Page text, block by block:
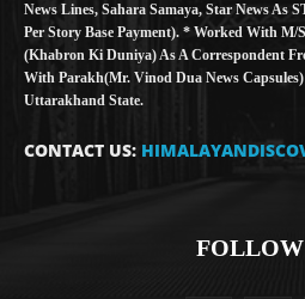
News Lines, Sahara Samaya, Star News As
Per Story Base Payment). * Worked With M/
(Khabron Ki Duniya) As A Correspondent
With Parakh(Mr. Vinod Dua News
Uttarakhand State.
CONTACT US:
FOLLOW